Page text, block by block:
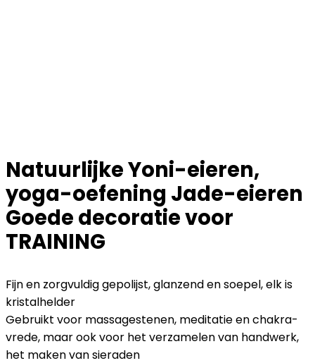
Natuurlijke Yoni-eieren,
yoga-oefening Jade-eieren
Goede decoratie voor
TRAINING
Fijn en zorgvuldig gepolijst, glanzend en soepel, elk is
kristalhelder
Gebruikt voor massagestenen, meditatie en chakra-
vrede, maar ook voor het verzamelen van handwerk,
het maken van sieraden